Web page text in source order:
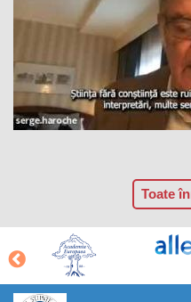
Toate
https://propletenie.ru/